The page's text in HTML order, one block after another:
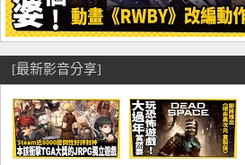
[最新影音分享]